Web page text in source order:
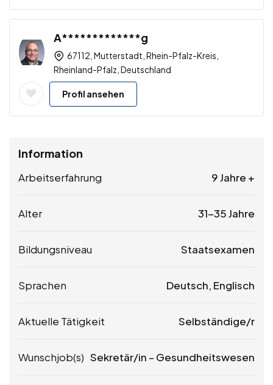
A*************g
67112, Mutterstadt, Rhein-Pfalz-Kreis,
Rheinland-Pfalz, Deutschland
Profil ansehen
Information
Arbeitserfahrung 9 Jahre +
Alter 31-35 Jahre
Bildungsniveau Staatsexamen
Sprachen Deutsch, Englisch
Aktuelle Tätigkeit Selbständige/r
Wunschjob(s) Sekretär/in – Gesundheitswesen